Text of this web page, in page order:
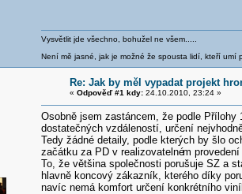
Vysvětlit jde všechno, bohužel ne všem.....
Není mě jasné, jak je možné že spousta lidí, kteří umí
Re: Jak by měl vypadat projekt
« Odpověď #1 kdy:24.10.2010, 23:24 »
Osobně jsem zastáncem, že podle
dostatečných vzdáleností, určení
Tedy žádné detaily, podle kterých by šlo
začátku za PD v realizovatelném
To, že většina společnosti porušuje SZ a
hlavně koncový zákazník, kterého díky
navíc nemá komfort určení konkrétního